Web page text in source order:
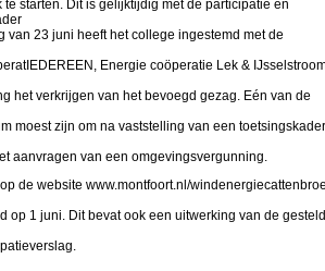
starten. Dit is gelijktijdig met de participatie en
van 23 juni heeft het college ingestemd met de
Energie coöperatie Lek &
het verkrijgen van het bevoegd gezag. Eén van de
moest zijn om na vaststelling van een
aanvragen van een omgevingsvergunning.
de website www.montfoort.nl/
op 1 juni. Dit bevat ook een uitwerking van de